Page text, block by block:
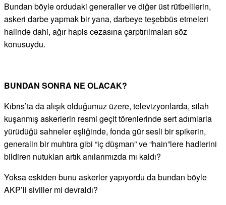
Bundan böyle ordudaki generaller ve diğer üst rütbelilerin,
askeri darbe yapmak bir yana, darbeye teşebbüs etmeleri
halinde dahi, ağır hapis cezasına çarptırılmaları söz
konusuydu.
BUNDAN SONRA NE OLACAK?
Kıbrıs’ta da alışık olduğumuz üzere, televizyonlarda, silah
kuşanmış askerlerin resmi geçit törenlerinde sert adımlarla
yürüdüğü sahneler eşliğinde, fonda gür sesli bir spikerin,
generalin bir muhtıra gibi “iç düşman” ve “hain”lere hadlerini
bildiren nutukları artık anılarımızda mı kaldı?
Yoksa eskiden bunu askerler yapıyordu da bundan böyle
AKP’li siviller mi devraldı?